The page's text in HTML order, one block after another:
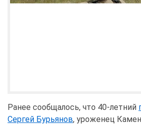
Ранее сообщалось, что 40-летний
Сергей Бурьянов, уроженец